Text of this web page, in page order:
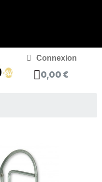
Connexion
0,00 €